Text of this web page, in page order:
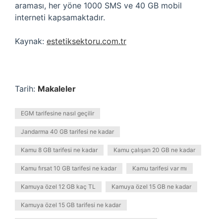
araması, her yöne 1000 SMS ve 40 GB mobil
interneti kapsamaktadır.
Kaynak: estetiksektoru.com.tr
Tarih: Makaleler
EGM tarifesine nasıl geçilir
Jandarma 40 GB tarifesi ne kadar
Kamu 8 GB tarifesi ne kadar Kamu çalışan 20 GB ne kadar
Kamu fırsat 10 GB tarifesi ne kadar Kamu tarifesi var mı
Kamuya özel 12 GB kaç TL Kamuya özel 15 GB ne kadar
Kamuya özel 15 GB tarifesi ne kadar